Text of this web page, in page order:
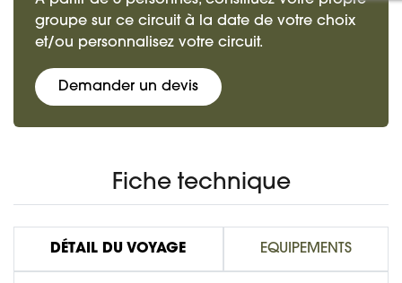
groupe sur ce circuit à la date de votre choix
et/ou personnalisez votre circuit.
Demander un devis
Fiche technique
DÉTAIL DU VOYAGE EQUIPEMENTS